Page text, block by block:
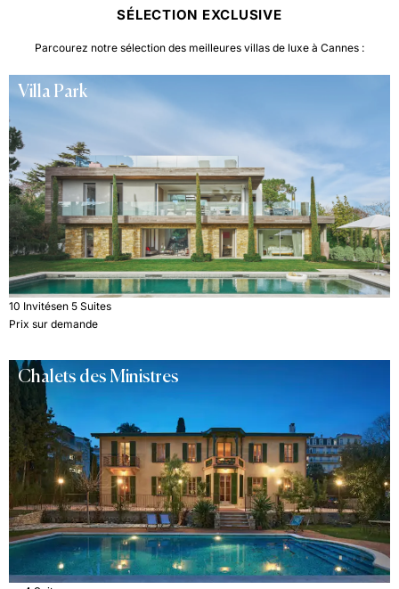
SÉLECTION EXCLUSIVE
Parcourez notre sélection des meilleures villas de luxe à Cannes :
Villa Park
10 Invitésen 5 Suites
Prix sur demande
Chalets des Ministres